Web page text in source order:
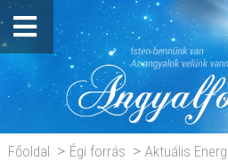
Főoldal Égi forrás
Aktuális